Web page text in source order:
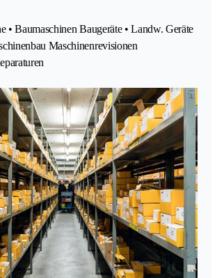
• Baumaschinen Baugeräte • Landw. Geräte
Maschinenrevisionen